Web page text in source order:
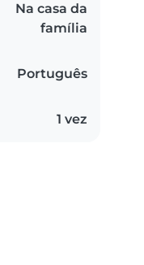
Na casa da
família
Português
1 vez